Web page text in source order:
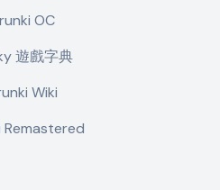
OC
遊戲字典
Wiki
Remastered